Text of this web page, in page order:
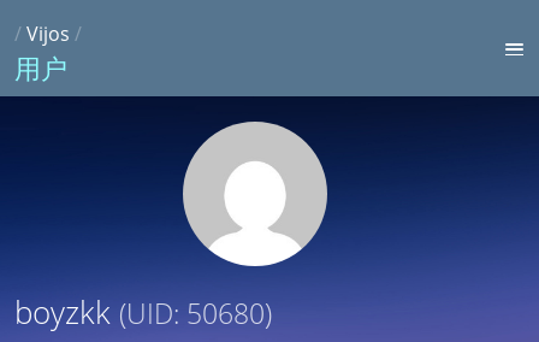
/Vijos /
用户
boyzkk (UID: 50680)